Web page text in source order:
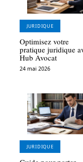
JURIDIQUE
Optimisez votre
pratique juridique
Hub Avocat
24 mai 2026
JURIDIQUE